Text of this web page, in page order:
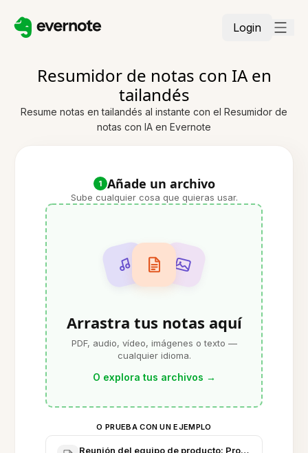
Login
Resumidor de notas con IA en
tailandés
Resume notas en tailandés al instante con el Resumidor de
notas con IA en Evernote
1 Añade un archivo
Sube cualquier cosa que quieras usar.
Arrastra tus notas aquí
PDF, audio, vídeo, imágenes o texto —
cualquier idioma.
O explora tus archivos →
O PRUEBA CON UN EJEMPLO
Reunión del equipo de producto: Proyecto